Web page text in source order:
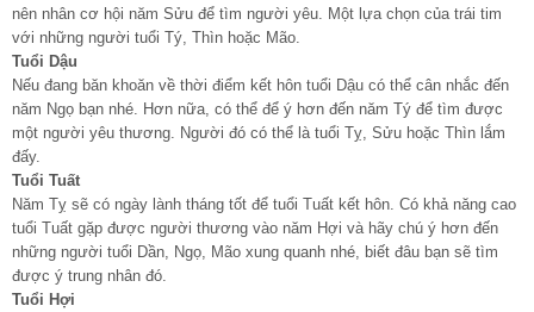
nên nhân cơ hội năm Sửu để tìm người yêu. Một lựa chọn của trái tim
với những người tuổi Tý, Thìn hoặc Mão.
Tuổi Dậu
Nếu đang băn khoăn về thời điểm kết hôn tuổi Dậu có thể cân nhắc đến
năm Ngọ bạn nhé. Hơn nữa, có thể để ý hơn đến năm Tý để tìm được
một người yêu thương. Người đó có thể là tuổi Tỵ, Sửu hoặc Thìn lắm
đấy.
Tuổi Tuất
Năm Tỵ sẽ có ngày lành tháng tốt để tuổi Tuất kết hôn. Có khả năng cao
tuổi Tuất gặp được người thương vào năm Hợi và hãy chú ý hơn đến
những người tuổi Dần, Ngọ, Mão xung quanh nhé, biết đâu bạn sẽ tìm
được ý trung nhân đó.
Tuổi Hợi